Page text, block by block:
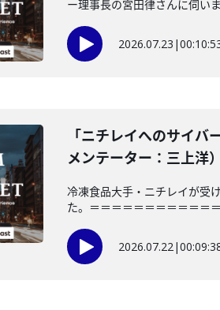
ー理事長の宮田律さんに伺い
2026.07.23 |
「ニチレイへのサイ
メンテーター：三上洋
冷凍食品大手・ニチレイが受
た。＝＝＝＝＝＝＝＝＝＝＝
2026.07.22|